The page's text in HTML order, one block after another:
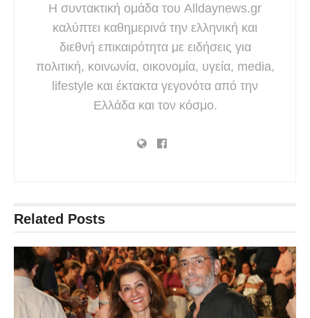
Η συντακτική ομάδα του Alldaynews.gr
καλύπτει καθημερινά την ελληνική και
διεθνή επικαιρότητα με ειδήσεις για
πολιτική, κοινωνία, οικονομία, υγεία, media,
lifestyle και έκτακτα γεγονότα από την
Ελλάδα και τον κόσμο.
Related Posts